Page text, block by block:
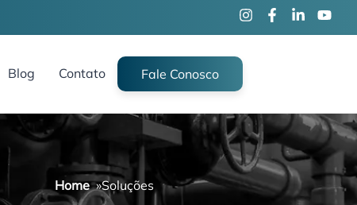
Blog Contato Fale Conosco
Home»Soluções